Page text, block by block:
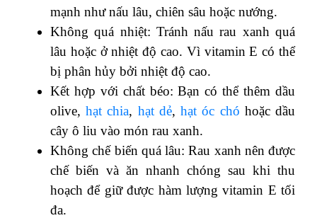
mạnh như nấu lâu, chiên sâu hoặc nướng.
Không quá nhiệt: Tránh nấu rau xanh quá
lâu hoặc ở nhiệt độ cao. Vì vitamin E có thể
bị phân hủy bởi nhiệt độ cao.
Kết hợp với chất béo: Bạn có thể thêm dầu
olive,hạt chia, hạt dẻ,hạt óc chó hoặc dầu
cây ô liu vào món rau xanh.
Không chế biến quá lâu: Rau xanh nên được
chế biến và ăn nhanh chóng sau khi thu
hoạch để giữ được hàm lượng vitamin E tối
đa.